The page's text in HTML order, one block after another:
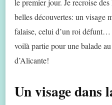
le premier jour. Je recroise
belles découvertes: un visage
falaise, celui d’un roi défunt…
voilà partie pour une balade
d’Alicante!
Un visage dans